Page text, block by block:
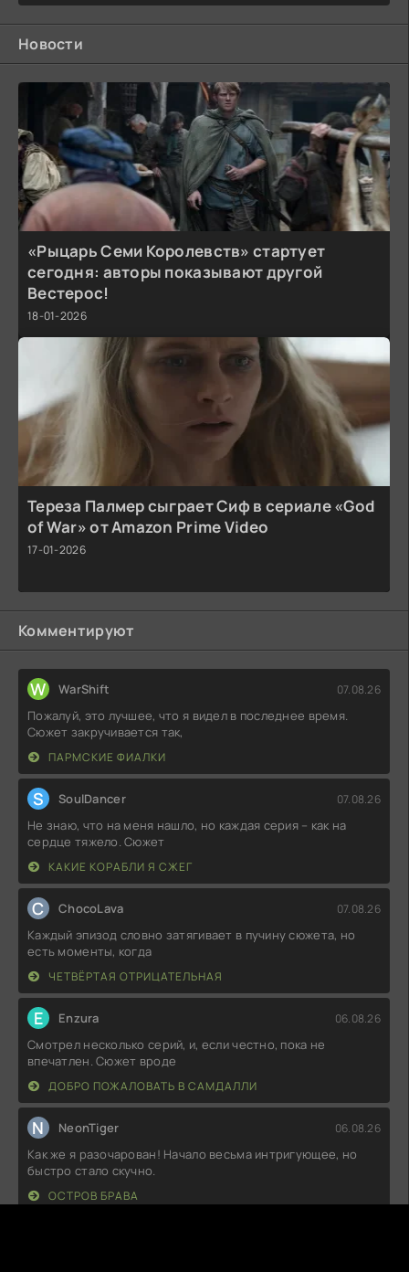
Новости
«Рыцарь Семи Королевств» стартует
сегодня: авторы показывают другой
Вестерос!
18-01-2026
Тереза Палмер сыграет Сиф в сериале «God
of War» от Amazon Prime Video
17-01-2026
Комментируют
W WarShift 07.08.26
Пожалуй, это лучшее, что я видел в последнее время.
Сюжет закручивается так,
ПАРМСКИЕ ФИАЛКИ
S SoulDancer 07.08.26
Не знаю, что на меня нашло, но каждая серия – как на
сердце тяжело. Сюжет
КАКИЕ КОРАБЛИ Я СЖЕГ
C ChocoLava 07.08.26
Каждый эпизод словно затягивает в пучину сюжета, но
есть моменты, когда
ЧЕТВЁРТАЯ ОТРИЦАТЕЛЬНАЯ
E Enzura 06.08.26
Смотрел несколько серий, и, если честно, пока не
впечатлен. Сюжет вроде
ДОБРО ПОЖАЛОВАТЬ В САМДАЛЛИ
N NeonTiger 06.08.26
Как же я разочарован! Начало весьма интригующее, но
быстро стало скучно.
ОСТРОВ БРАВА